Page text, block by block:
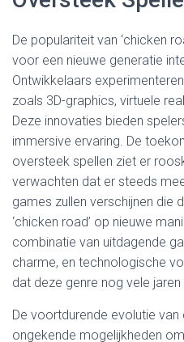
De populariteit van ‘chicken
voor een nieuwe generatie
Ontwikkelaars
zoals 3D-graphics, virtuele
Deze innovaties bieden
immersive ervaring. De
oversteek spellen ziet er
verwachten dat er steeds
games zullen verschijnen die
‘chicken road’ op nieuwe
combinatie van uitdagende
charme, en technologische
dat deze genre nog vele
De voortdurende evolutie
ongekende mogelijkheden